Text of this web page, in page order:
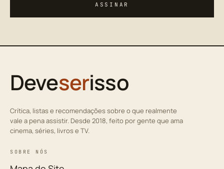
ASSINAR
Deveserisso
Crítica, listas e recomendações sobre o que realmente
vale a pena assistir. Desde 2018, feito por gente que ama
cinema, séries, livros e TV.
SOBRE NÓS